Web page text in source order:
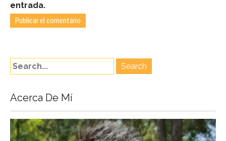
entrada.
Acerca De Mí